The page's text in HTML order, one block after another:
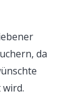
da